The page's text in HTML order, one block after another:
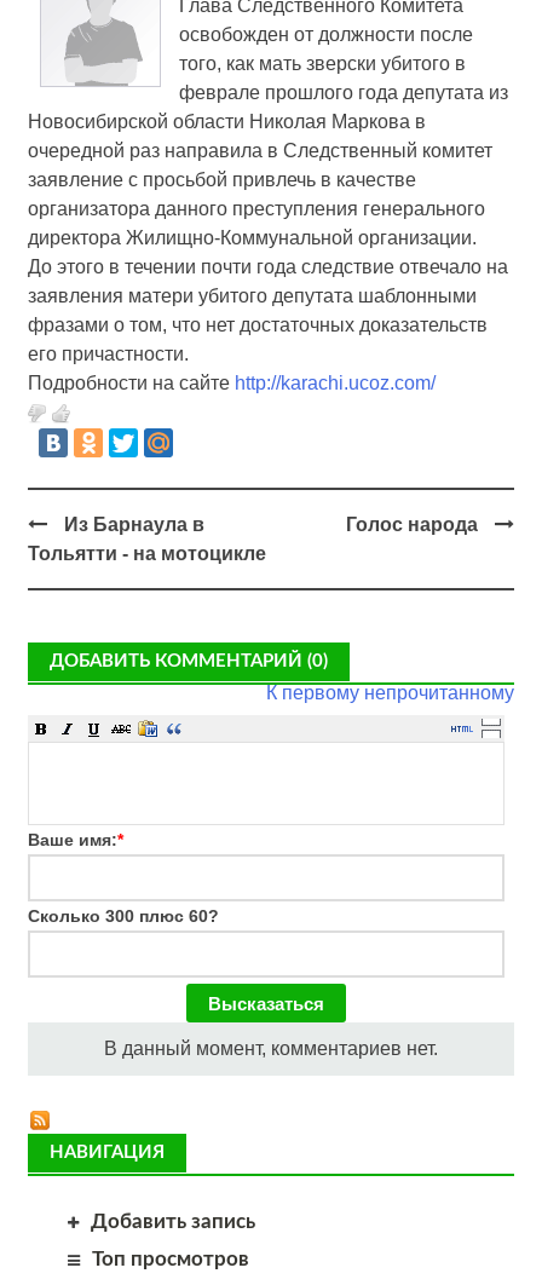
Глава Следственного Комитета
освобожден от должности после
того, как мать зверски убитого в
феврале прошлого года депутата из
Новосибирской области Николая Маркова в
очередной раз направила в Следственный комитет
заявление с просьбой привлечь в качестве
организатора данного преступления генерального
директора Жилищно-Коммунальной организации.
До этого в течении почти года следствие отвечало на
заявления матери убитого депутата шаблонными
фразами о том, что нет достаточных доказательств
его причастности.
Подробности на сайте http://karachi.ucoz.com/
Из Барнаула в
Тольятти - на мотоцикле
Голос народа
ДОБАВИТЬ КОММЕНТАРИЙ (0)
К первому непрочитанному
Ваше имя:*
Сколько 300 плюс 60?
В данный момент, комментариев нет.
НАВИГАЦИЯ
Добавить запись
Топ просмотров